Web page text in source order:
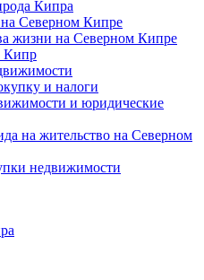
Кипра
Северном Кипре
жизни на Северном Кипре
Кипр
и налоги
и юридические
на жительство на Северном
недвижимости